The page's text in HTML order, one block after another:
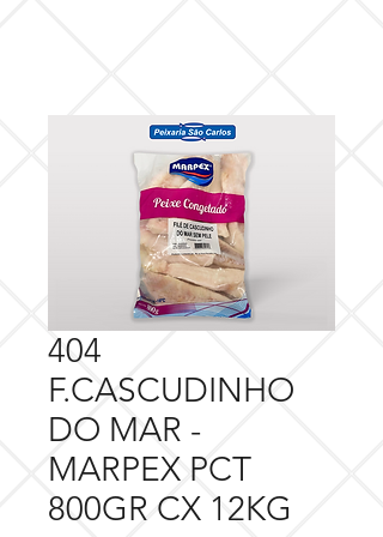
404
F.CASCUDINHO
DO MAR -
MARPEX PCT
800GR CX 12KG